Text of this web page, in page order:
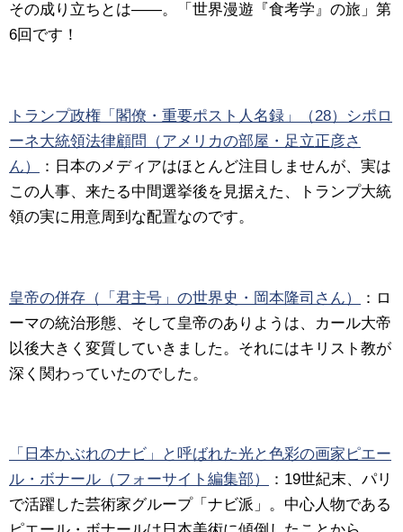
その成り立ちとは——。「世界漫遊『食考学』の旅」第
6回です！
トランプ政権「閣僚・重要ポスト人名録」（28）シポロ
ーネ大統領法律顧問（アメリカの部屋・足立正彦さ
ん）
：日本のメディアはほとんど注目しませんが、実は
この人事、来たる中間選挙後を見据えた、トランプ大統
領の実に用意周到な配置なのです。
皇帝の併存（「君主号」の世界史・岡本隆司さん）
：ロ
ーマの統治形態、そして皇帝のありようは、カール大帝
以後大きく変質していきました。それにはキリスト教が
深く関わっていたのでした。
「日本かぶれのナビ」と呼ばれた光と色彩の画家ピエー
ル・ボナール（フォーサイト編集部）
：19世紀末、パリ
で活躍した芸術家グループ「ナビ派」。中心人物である